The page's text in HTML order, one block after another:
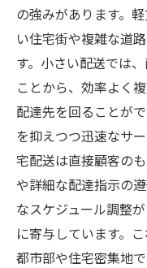
の強みがあります。
い住宅街や複雑な道
す。小さい配送では
ことから、効率よく
配達先を回ることが
を抑えつつ迅速なサ
宅配送は直接顧客の
や詳細な配達指示の
なスケジュール調整
に寄与しています。
都市部や住宅密集地